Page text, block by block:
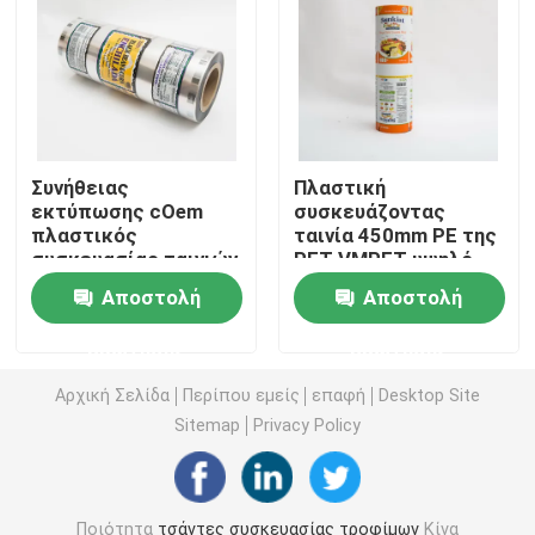
Τσάντα συσκευασίας τροφίμων της Pet
Στάση επάνω στη σακούλα
Ταινία συσκευασίας τροφίμων
Ανακυκλώσιμη συσκευασία τροφίμων σακουλών
Τυπωμένη ταινία Lidding
Πλαστική συσκευάζοντας ταινία
Συνήθειας
εκτύπωσης cOem
πλαστικός
συσκευασίας ταινιών
βαθμός τροφίμων
φύλλων αλουμινίου
ρόλων
Αποστολή
Πλαστική
συσκευάζοντας
ταινία 450mm PE της
PET VMPET υψηλό
εμπόδιο
περικαλυμμάτων
τροφίμων
Αποστολή
Αρχική Σελίδα Περίπου εμείς επαφή
Desktop Site
Sitemap
Privacy Policy
Ποιότητα τσάντες συσκευασίας τροφίμωνΚίνα